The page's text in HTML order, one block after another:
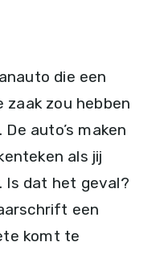
die een
zou hebben
auto’s maken
als jij
Is dat het geval?
een
komt te